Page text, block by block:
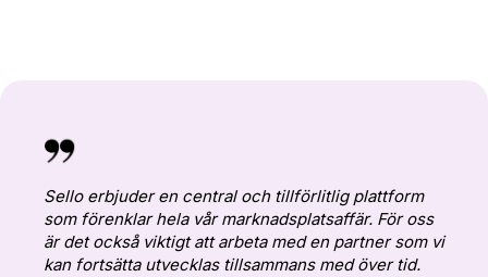
Sello erbjuder en central och tillförlitlig plattform
som förenklar hela vår marknadsplatsaffär. För oss
är det också viktigt att arbeta med en partner som vi
kan fortsätta utvecklas tillsammans med över tid.